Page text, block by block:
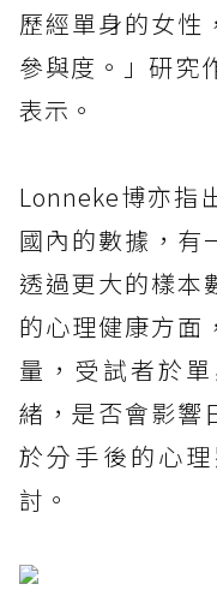
歷經單身的女性
參與度。」研究
表示。
Lonneke博亦指
國內的數據，有
透過更大的樣本
的心理健康方面
量，受試者於
緒，是否會影響
於分手後的心
討。